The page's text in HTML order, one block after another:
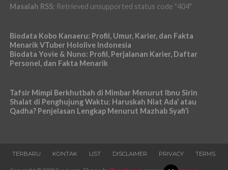
Masalah RSS: Retrieved unsupported status code "404"
Biodata Kobo Kanaeru: Profil, Umur, Karier, dan Fakta
Menarik VTuber Hololive Indonesia
Biodata Yovie & Nuno: Profil, Perjalanan Karier, Daftar
Personel, dan Fakta Menarik
Tafsir Mimpi Berkhutbah di Mimbar Menurut Ibnu Sirin
Shalat di Penghujung Waktu: Haruskah Niat Ada’ atau
Qadha? Penjelasan Lengkap Menurut Mazhab Syafi’i
TERBARU KONTAK LIST DISCLAIMER PRIVACY TERMS